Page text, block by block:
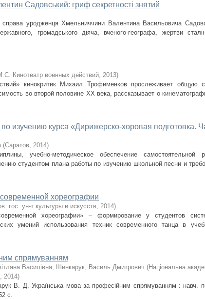
Садовський: гриф секретності знятий
справа уродженця Хмельниччини Валентина Васильовича
громадського діяча, вченого-географа, жертви
Кинотеатр военных действий, 2013)
кинокритик Михаил Трофименков прослеживает общую
во второй половине XX века, рассказывает о
изучению курса «Дирижерско-хоровая подготовка.
(Саратов, 2014)
учебно-методическое обеспечение самостоятельной
студентом плана работы по изучению школьной песни и
хореографии
гос. ун-т культуры и искусств, 2014)
хореографии» – формирование у студентов
умений использования техник современного танца в
спрямуванням
Василівна; Шинкарук, Василь Дмитрович (Національна
, 2014)
В. Д. Українська мова за професійним спрямуванням : навч.
с.